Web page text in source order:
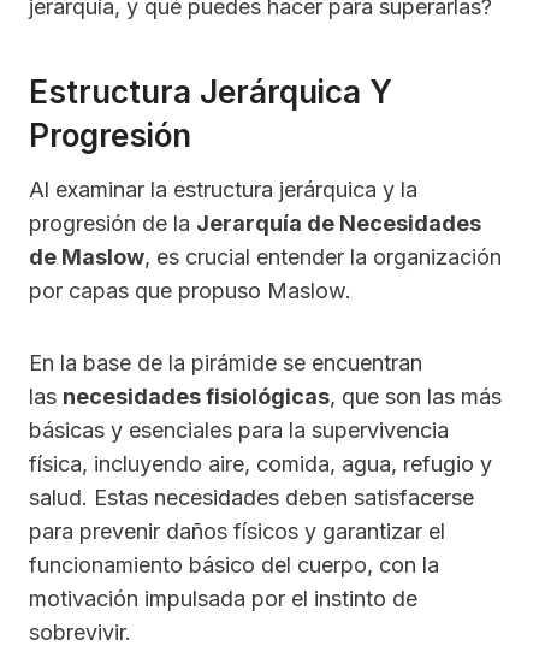
jerarquía, y qué puedes hacer para superarlas?
Estructura Jerárquica Y
Progresión
Al examinar la estructura jerárquica y la
progresión de la Jerarquía de Necesidades
de Maslow, es crucial entender la organización
por capas que propuso Maslow.
En la base de la pirámide se encuentran
las necesidades fisiológicas, que son las más
básicas y esenciales para la supervivencia
física, incluyendo aire, comida, agua, refugio y
salud. Estas necesidades deben satisfacerse
para prevenir daños físicos y garantizar el
funcionamiento básico del cuerpo, con la
motivación impulsada por el instinto de
sobrevivir.